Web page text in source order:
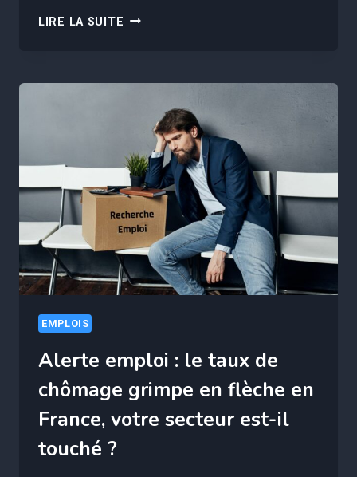
LIRE LA SUITE CE
RENDEZ-
VOUS
ET
QUI
GAGNE
DÉSORMAIS
UNE
FORTUNE
EMPLOIS
Alerte emploi : le taux de
chômage grimpe en flèche en
France, votre secteur est-il
touché ?